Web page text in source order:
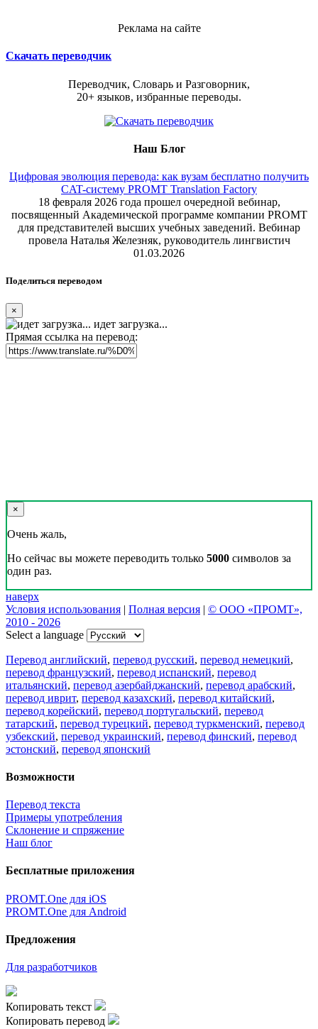
Реклама на сайте
Скачать переводчик
Переводчик, Словарь и Разговорник,
20+ языков, избранные переводы.
Наш Блог
Цифровая эволюция перевода: как вузам бесплатно получить
CAT-систему PROMT Translation Factory
18 февраля 2026 года прошел очередной вебинар,
посвященный Академической программе компании PROMT
для представителей высших учебных заведений. Вебинар
провела Наталья Железняк, руководитель лингвистич
01.03.2026
Поделиться переводом
×
идет загрузка...
Прямая ссылка на перевод:
×
Очень жаль,
Но сейчас вы можете переводить только 5000 символов за
один раз.
наверх
Условия использования | Полная версия | © ООО «ПРОМТ»,
2010 - 2026
Select a language
Перевод английский, перевод русский, перевод немецкий,
перевод французский, перевод испанский, перевод
итальянский, перевод азербайджанский, перевод арабский,
перевод иврит, перевод казахский, перевод китайский,
перевод корейский, перевод португальский, перевод
татарский, перевод турецкий, перевод туркменский, перевод
узбекский, перевод украинский, перевод финский, перевод
эстонский, перевод японский
Возможности
Перевод текста
Примеры употребления
Склонение и спряжение
Наш блог
Бесплатные приложения
PROMT.One для iOS
PROMT.One для Android
Предложения
Для разработчиков
Копировать текст
Копировать перевод